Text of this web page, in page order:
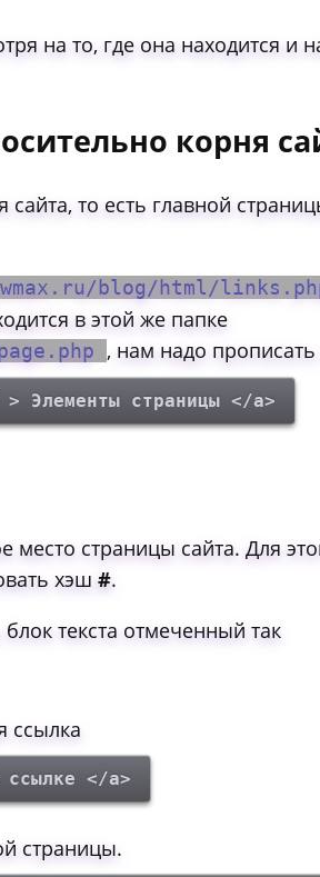
на то, где она находится и
корня
то есть главной
blog/html/
в этой же папке
, нам надо прописать
Элементы страницы </a>
место страницы сайта. Для
хэш#.
текста отмеченный так
ссылка
</a>
страницы.